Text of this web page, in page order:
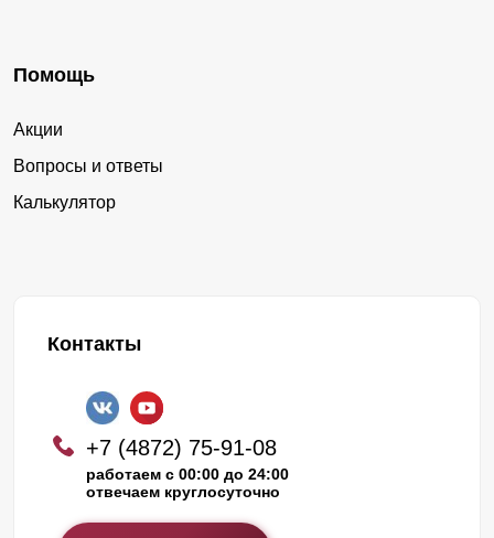
Помощь
Акции
Вопросы и ответы
Калькулятор
Контакты
+7 (4872) 75-91-08
работаем с 00:00 до 24:00
отвечаем круглосуточно